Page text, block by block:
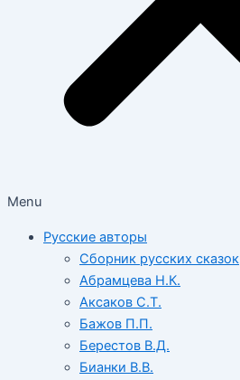
Menu
Русские авторы
Сборник русских сказок
Абрамцева Н.К.
Аксаков С.Т.
Бажов П.П.
Берестов В.Д.
Бианки В.В.